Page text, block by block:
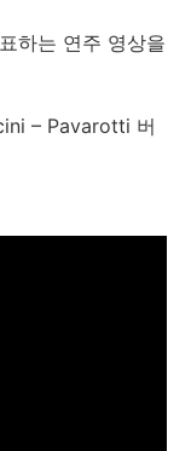
하는 연주 영상을
– Pavarotti 버